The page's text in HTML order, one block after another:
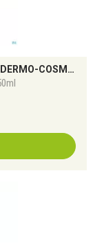
BIODERMA : SOINS DERMATOLOGIQUES ET DERMO-COSMÉTIQUES POUR TOUS LES TYPES DE PEAU